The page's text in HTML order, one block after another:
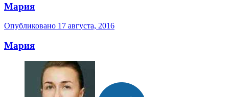
Мария
Опубликовано 17 августа, 2016
Мария